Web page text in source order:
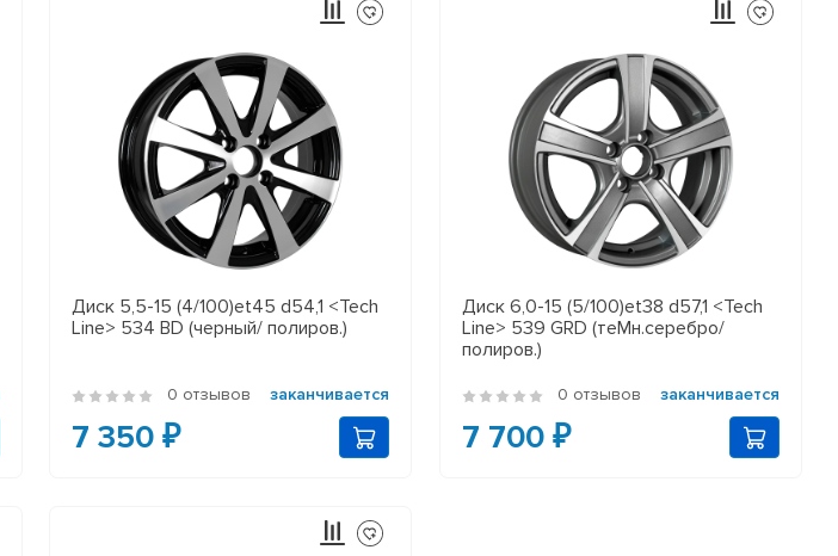
Диск 5,5-15 (4/100)et45 d54,1 <Tech
Line> 534 BD (черный/ полиров.)
0 отзывов заканчивается
7 350 ₽
Диск 6,0-15 (5/100)et38 d57,1 <Tech
Line> 539 GRD (теMн.серебро/
полиров.)
0 отзывов заканчивается
7 700 ₽